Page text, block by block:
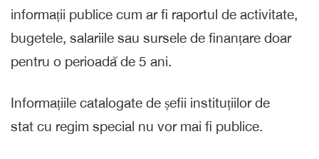
informații publice cum ar fi raportul de activitate,
bugetele, salariile sau sursele de finanțare doar
pentru o perioadă de 5 ani.
Informațiile catalogate de șefii instituțiilor de
stat cu regim special nu vor mai fi publice.